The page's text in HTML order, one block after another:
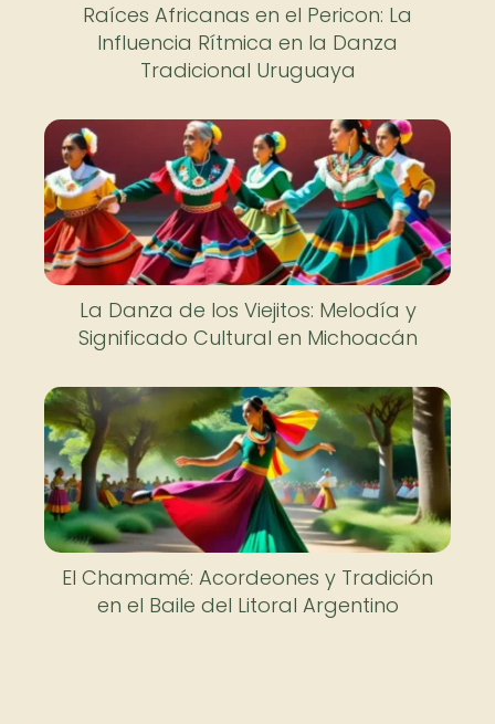
Raíces Africanas en el Pericon: La
Influencia Rítmica en la Danza
Tradicional Uruguaya
La Danza de los Viejitos: Melodía y
Significado Cultural en Michoacán
El Chamamé: Acordeones y Tradición
en el Baile del Litoral Argentino